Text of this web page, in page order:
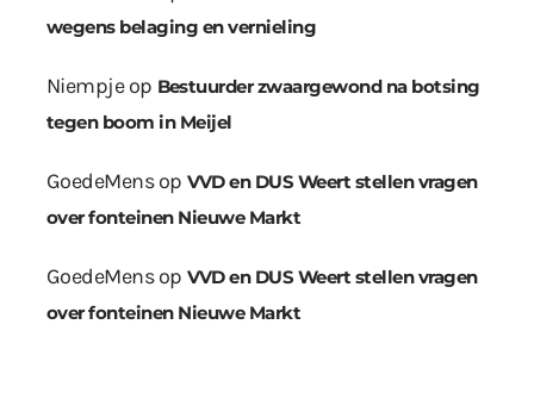
wegens belaging en vernieling
Niempjeop Bestuurder zwaargewond na botsing
tegen boom in Meijel
GoedeMensop VVD en DUS Weert stellen vragen
over fonteinen Nieuwe Markt
GoedeMensop VVD en DUS Weert stellen vragen
over fonteinen Nieuwe Markt